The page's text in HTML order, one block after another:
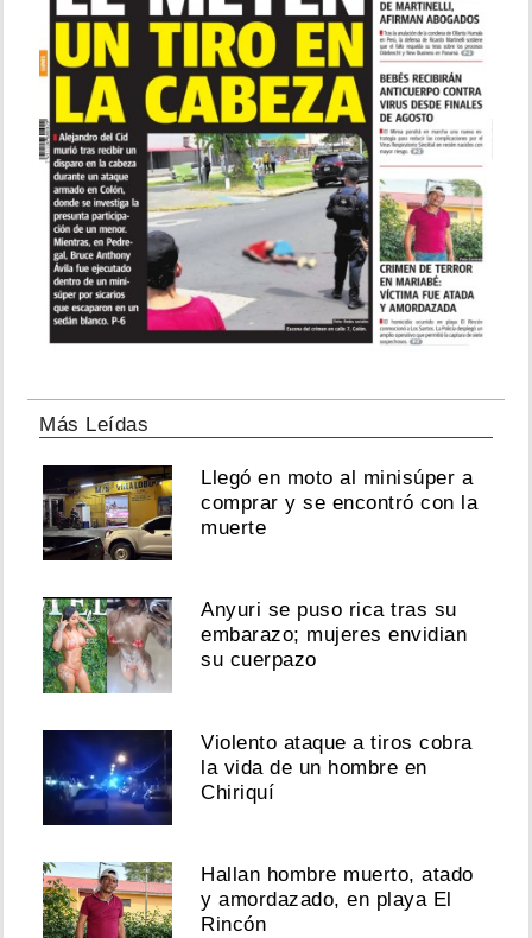
Más Leídas
Llegó en moto al minisúper a
comprar y se encontró con la
muerte
Anyuri se puso rica tras su
embarazo; mujeres envidian
su cuerpazo
Violento ataque a tiros cobra
la vida de un hombre en
Chiriquí
Hallan hombre muerto, atado
y amordazado, en playa El
Rincón